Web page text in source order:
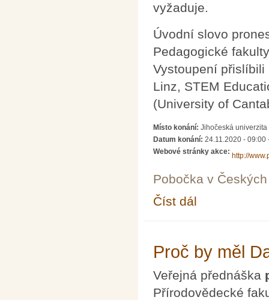
vyžaduje.
Úvodní slovo
Pedagogické
Vystoupení přislíbili
Linz, STEM
(University of
Místo konání: Jihočeská
Datum konání: 24.11.2020 - 09:00
Webové stránky akce:
http://
Pobočka v
Číst dál
Proč by měl
Veřejná přednáška
Přírodovědecké